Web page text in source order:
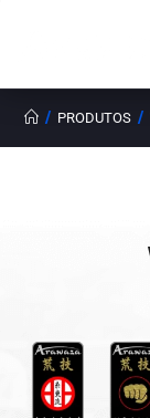
/ PRODUTOS /